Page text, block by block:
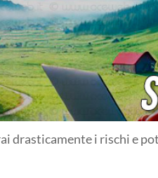
drasticamente i rischi e